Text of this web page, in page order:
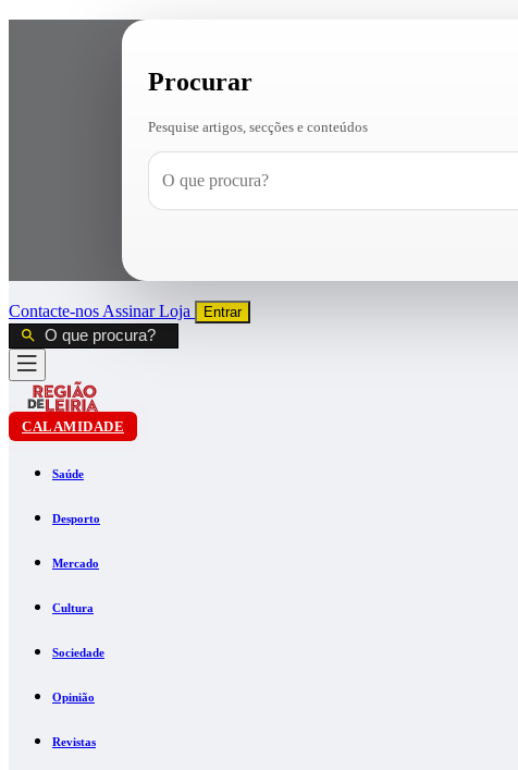
Procurar
Pesquise artigos, secções e conteúdos
Contacte-nos AssinarLoja Entrar
CALAMIDADE
Saúde
Desporto
Mercado
Cultura
Sociedade
Opinião
Revistas